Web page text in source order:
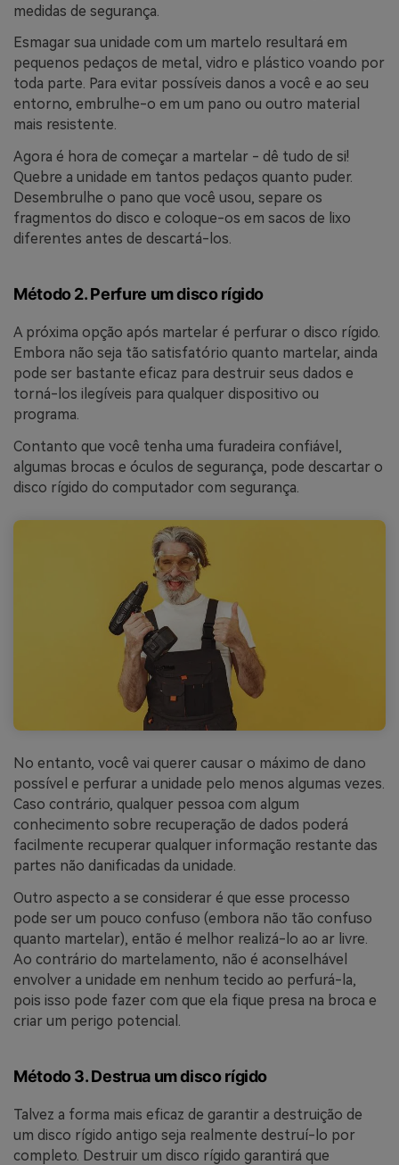
medidas de segurança.
Esmagar sua unidade com um martelo resultará em
pequenos pedaços de metal, vidro e plástico voando por
toda parte. Para evitar possíveis danos a você e ao seu
entorno, embrulhe-o em um pano ou outro material
mais resistente.
Agora é hora de começar a martelar - dê tudo de si!
Quebre a unidade em tantos pedaços quanto puder.
Desembrulhe o pano que você usou, separe os
fragmentos do disco e coloque-os em sacos de lixo
diferentes antes de descartá-los.
Método 2. Perfure um disco rígido
A próxima opção após martelar é perfurar o disco rígido.
Embora não seja tão satisfatório quanto martelar, ainda
pode ser bastante eficaz para destruir seus dados e
torná-los ilegíveis para qualquer dispositivo ou
programa.
Contanto que você tenha uma furadeira confiável,
algumas brocas e óculos de segurança, pode descartar o
disco rígido do computador com segurança.
No entanto, você vai querer causar o máximo de dano
possível e perfurar a unidade pelo menos algumas vezes.
Caso contrário, qualquer pessoa com algum
conhecimento sobre recuperação de dados poderá
facilmente recuperar qualquer informação restante das
partes não danificadas da unidade.
Outro aspecto a se considerar é que esse processo
pode ser um pouco confuso (embora não tão confuso
quanto martelar), então é melhor realizá-lo ao ar livre.
Ao contrário do martelamento, não é aconselhável
envolver a unidade em nenhum tecido ao perfurá-la,
pois isso pode fazer com que ela fique presa na broca e
criar um perigo potencial.
Método 3. Destrua um disco rígido
Talvez a forma mais eficaz de garantir a destruição de
um disco rígido antigo seja realmente destruí-lo por
completo. Destruir um disco rígido garantirá que